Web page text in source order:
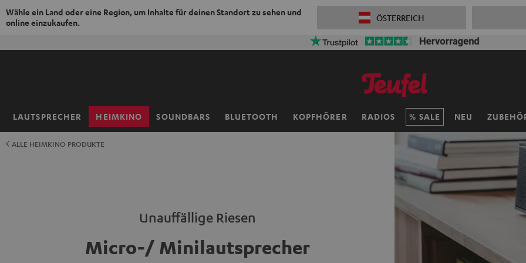
Wähle ein Land oder eine Region, um Inhalte für deinen Standort zu sehen und
online einzukaufen.
ÖSTERREICH
LAUTSPRECHER HEIMKINO SOUNDBARS BLUETOOTH KOPFHÖRER RADIOS SALE NEU
Startseite
ALLE HEIMKINO PRODUKTE
Unauffällige Riesen
Micro-/ Minilautsprecher